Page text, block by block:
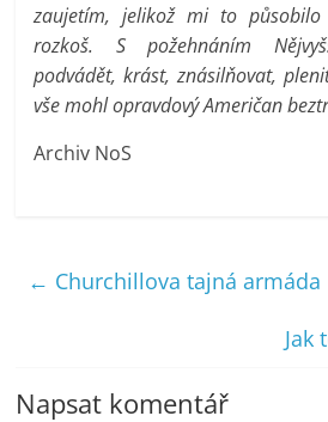
zaujetím, jelikož mi to
rozkoš. S požehnáním
podvádět, krást, znásilňovat,
vše mohl opravdový Američan
Archiv NoS
← Churchillova tajná armáda
Jak
Napsat komentář